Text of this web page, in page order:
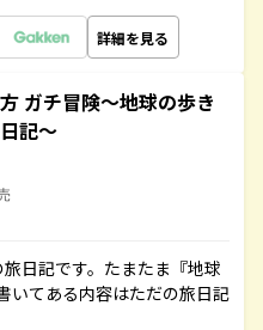
詳細を見る
ガチ冒険～地球の歩き
記～
日記です。たまたま『地球
いてある内容はただの旅日記